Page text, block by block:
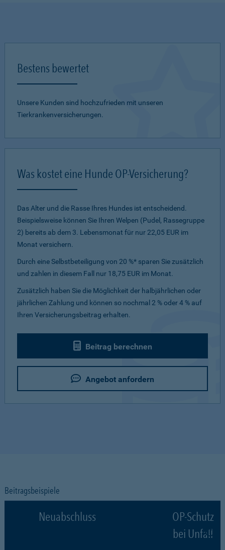
Bestens bewertet
Unsere Kunden sind hochzufrieden mit unseren
Tierkrankenversicherungen.
Was kostet eine Hunde OP-Versicherung?
Das Alter und die Rasse Ihres Hundes ist entscheidend.
Beispielsweise können Sie Ihren Welpen (Pudel, Rassegruppe
2) bereits ab dem 3. Lebensmonat für nur 22,05 EUR im
Monat versichern.
Durch eine Selbstbeteiligung von 20 %* sparen Sie zusätzlich
und zahlen in diesem Fall nur 18,75 EUR im Monat.
Zusätzlich haben Sie die Möglichkeit der halbjährlichen oder
jährlichen Zahlung und können so nochmal 2 % oder 4 % auf
Ihren Versicherungsbeitrag erhalten.
Beitrag berechnen
Angebot anfordern
Beitragsbeispiele
Neuabschluss
OP-Schutz
bei Unfall